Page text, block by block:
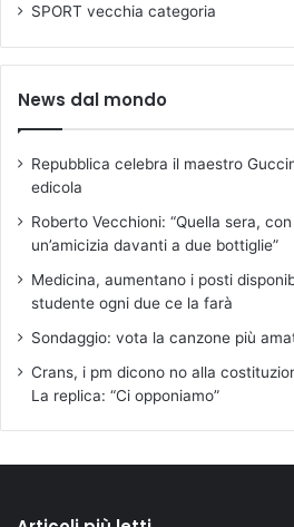
SPORT vecchia categoria
News dal mondo
Repubblica celebra il maestro
edicola
Roberto Vecchioni: “Quella sera,
un’amicizia davanti a due bottiglie”
Medicina, aumentano i posti
studente ogni due ce la farà
Sondaggio: vota la canzone più
Crans, i pm dicono no alla
La replica: “Ci opponiamo”